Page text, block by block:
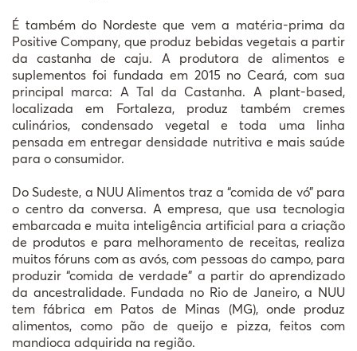
É também do Nordeste que vem a matéria-prima da
Positive Company, que produz bebidas vegetais a partir
da castanha de caju. A produtora de alimentos e
suplementos foi fundada em 2015 no Ceará, com sua
principal marca: A Tal da Castanha. A plant-based,
localizada em Fortaleza, produz também cremes
culinários, condensado vegetal e toda uma linha
pensada em entregar densidade nutritiva e mais saúde
para o consumidor.
Do Sudeste, a NUU Alimentos traz a “comida de vó” para
o centro da conversa. A empresa, que usa tecnologia
embarcada e muita inteligência artificial para a criação
de produtos e para melhoramento de receitas, realiza
muitos fóruns com as avós, com pessoas do campo, para
produzir “comida de verdade” a partir do aprendizado
da ancestralidade. Fundada no Rio de Janeiro, a NUU
tem fábrica em Patos de Minas (MG), onde produz
alimentos, como pão de queijo e pizza, feitos com
mandioca adquirida na região.